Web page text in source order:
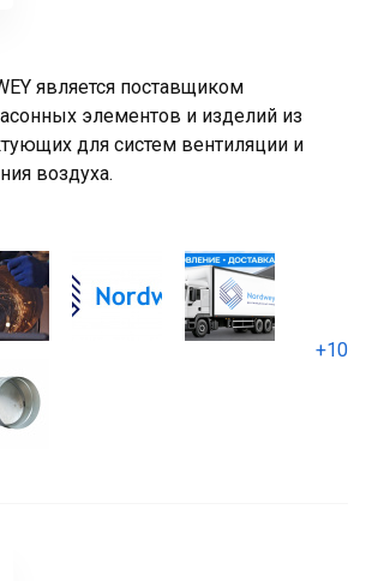
является поставщиком
элементов и изделий из
для систем вентиляции и
воздуха.
+10